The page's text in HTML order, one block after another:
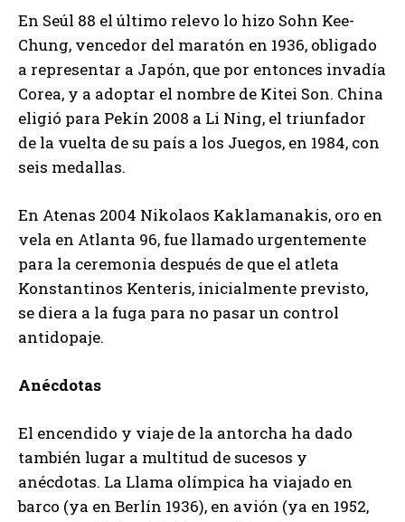
En Seúl 88 el último relevo lo hizo Sohn Kee-
Chung, vencedor del maratón en 1936, obligado
a representar a Japón, que por entonces invadía
Corea, y a adoptar el nombre de Kitei Son. China
eligió para Pekín 2008 a Li Ning, el triunfador
de la vuelta de su país a los Juegos, en 1984, con
seis medallas.
En Atenas 2004 Nikolaos Kaklamanakis, oro en
vela en Atlanta 96, fue llamado urgentemente
para la ceremonia después de que el atleta
Konstantinos Kenteris, inicialmente previsto,
se diera a la fuga para no pasar un control
antidopaje.
Anécdotas
El encendido y viaje de la antorcha ha dado
también lugar a multitud de sucesos y
anécdotas. La Llama olímpica ha viajado en
barco (ya en Berlín 1936), en avión (ya en 1952,